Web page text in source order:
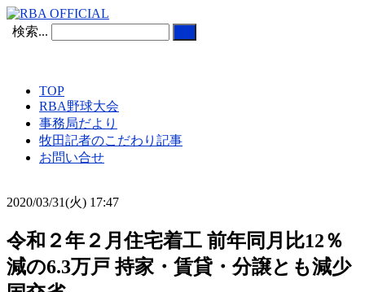
検索...
TOP
RBA野球大会
事務局だより
牧田記者のこだわり記事
お問い合せ
2020/03/31(火) 17:47
令和２年２月住宅着工 前年同月比12％
減の6.3万戸 持家・賃貸・分譲とも減少